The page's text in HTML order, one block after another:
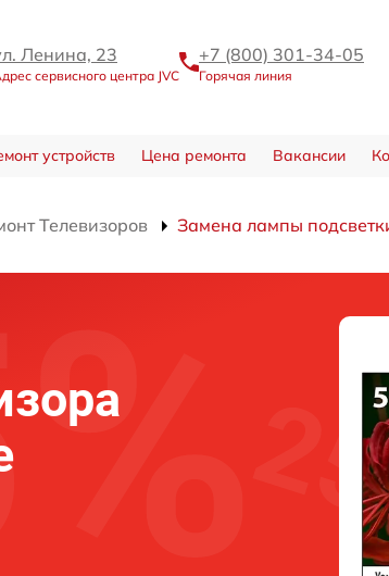
Ленина, 23
сервисного центра JVC
+7 (800) 301-34-05
Горячая линия
устройств Цена ремонта Вакансии
Телевизоров Замена лампы